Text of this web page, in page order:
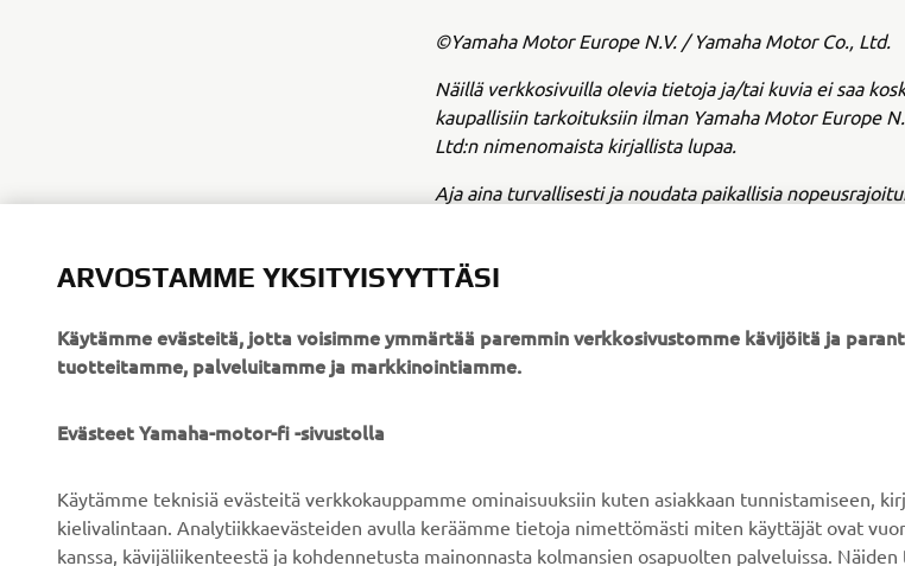
©Yamaha Motor Europe N.V. / Yamaha Motor Co., Ltd.
Näillä verkkosivuilla olevia tietoja ja/tai kuvia ei saa
kaupallisiin tarkoituksiin ilman Yamaha Motor Europe
Ltd:n nimenomaista kirjallista lupaa.
Aja aina turvallisesti ja noudata paikallisia
Uutiset
Tapahtumat
Viranomaiset
Golfkentät
Yamaha Racing
Huolto
ARVOSTAMME YKSITYISYYTTÄSI
Käytämme evästeitä, jotta voisimme ymmärtää paremmin verkkosivustomme kävijöitä ja
tuotteitamme, palveluitamme ja markkinointiamme.
Evästeet Yamaha-motor-fi -sivustolla
Käytämme teknisiä evästeitä verkkokauppamme ominaisuuksiin kuten asiakkaan tunnistamiseen,
kielivalintaan. Analytiikkaevästeiden avulla keräämme tietoja nimettömästi miten käyttäjät ovat
kanssa, kävijäliikenteestä ja kohdennetusta mainonnasta kolmansien osapuolten palveluissa.